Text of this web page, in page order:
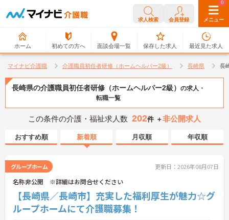
求人検索 会員登録 メニュー
ホーム 初めての方へ 面談会場一覧
0
保存した求人
0
最近見た求人
マイナビ介護職 介護職員初任者研修（ホームヘルパー2級） 長崎県 長
長崎県の介護職員初任者研修（ホームヘルパー2級） の求人・
転職一覧
この条件の介護・福祉求人数 202件 ＋非公開求人
おすすめ順 新着順 月収順 年収順
グループホーム 更新日：2026年08月07日
名称非公開 ※詳細はお問合せください
【長崎県／長崎市】充実した福利厚生が魅力☆グ
ループホームにて介護職募集！